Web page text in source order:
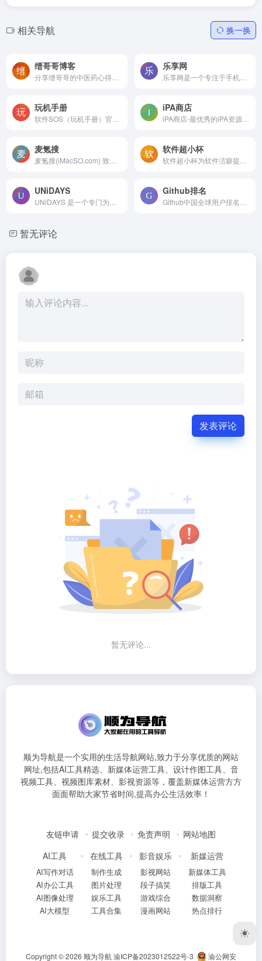
相关导航 换一换
缙哥哥博客 乐享网
玩机手册 iPA商店
麦氪搜 软件超小杯
UNiDAYS Github排名
暂无评论
发表评论
暂无评论...
顺为导航是一个实用的生活导航网站,致力于分享优质的网站
网址,包括AI工具精选、新媒体运营工具、设计作图工具、音
视频工具、视频图库素材、影视资源等，覆盖新媒体运营方方
面面帮助大家节省时间,提高办公生活效率！
友链申请 提交收录 免责声明
网站地图
AI工具
AI写作对话
AI办公工具
AI图像处理
AI大模型
在线工具
制作生成
图片处理
娱乐工具
工具合集
影音娱乐
影视网站
段子搞笑
游戏综合
漫画网站
新媒运营
新媒体工具
排版工具
数据洞察
热点排行
Copyright © 2026 顺为导航渝ICP备2023012522号-3 渝公网安